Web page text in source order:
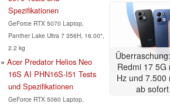
Spezifikationen
GeForce RTX 5070 Laptop,
Panther Lake Ultra 7 356H, 16.00",
2.2 kg
Acer Predator Helios Neo
16S AI PHN16S-I51 Tests
und Spezifikationen
GeForce RTX 5060 Laptop,
Redmi 17 5G
Hz und 7.500
ab